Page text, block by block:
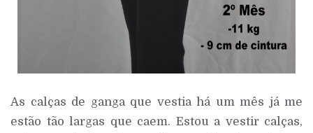
As calças de ganga que vestia há um mês já me
estão tão largas que caem. Estou a vestir calças,